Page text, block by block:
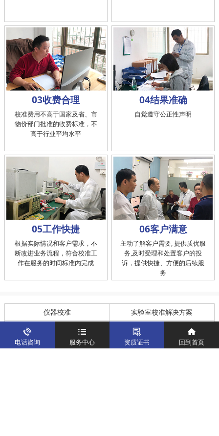
03收费合理
校准费用不高于国家及省、市
物价部门批准的收费标准，不
高于行业平均水平
04结果准确
自觉遵守公正性声明
05工作快捷
根据实际情况和客户需求，不
断改进业务流程，符合校准工
作在服务的时间标准内完成
06客户满意
主动了解客户需要, 提供质优服
务,及时受理和处置客户的投
诉，提供快捷、方便的后续服
务
仪器校准 实验室校准解决方案
制造仪器校准解决方案 计量校准实验室
关于我们 新闻资讯
电话咨询 服务中心 资质证书 回到首页